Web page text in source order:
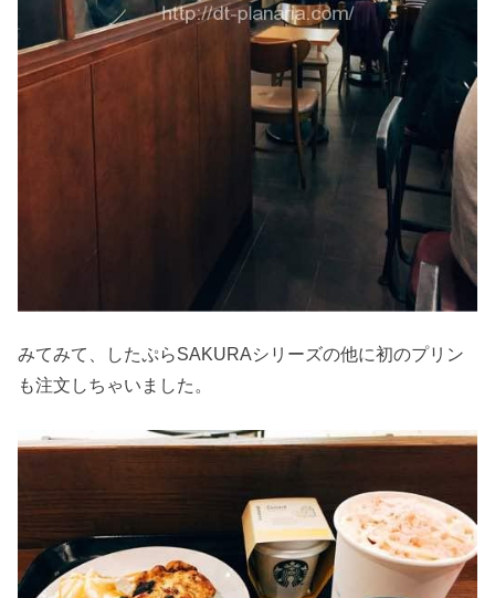
みてみて、したぷらSAKURAシリーズの他に初のプリン
も注文しちゃいました。